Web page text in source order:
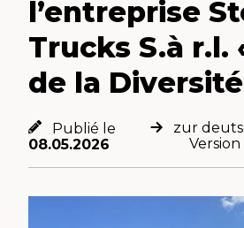
l’entreprise
Trucks S.à r.l.
de la
Publié le
08.05.2026
zur
Version